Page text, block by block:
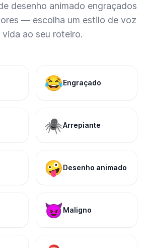
desenho animado engraçados
— escolha um estilo de voz
vida ao seu roteiro.
😂Engraçado
🕷️Arrepiante
🤪Desenho animado
😈Maligno